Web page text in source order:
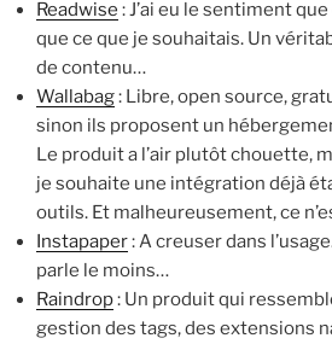
Readwise : J’ai eu le sentiment
que ce que je souhaitais. Un
de contenu…
Wallabag: Libre, open source,
sinon ils proposent un
Le produit a l’air plutôt chouette,
je souhaite une intégration déjà
outils. Et malheureusement, ce
Instapaper: A creuser dans
parle le moins…
Raindrop: Un produit qui
gestion des tags, des extensions